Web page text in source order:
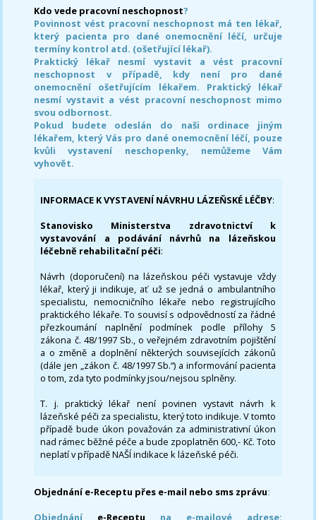
Kdo vede pracovní neschopnost?
Povinnost vést pracovní neschopnost má ten lékař,
který pacienta pro dané onemocnění léčí, určuje
termíny kontrol atd. (ošetřující lékař).
Praktický lékař nesmí vystavit a vést pracovní
neschopnost v případě, kdy není pro dané
onemocnění ošetřujícím lékařem. Praktický lékař
nesmí vystavit a vést pracovní neschopnost mimo
svou odbornost.
Pokud budete odeslán do naši ordinace jiným
lékařem, který Vás pro dané onemocnění léčí, pouze
kvůli vystavení neschopenky, nemůžeme Vám
vyhovět.
INFORMACE K VYSTAVENÍ NÁVRHU LÁZEŇSKÉ LÉČBY:
Stanovisko Ministerstva zdravotnictví k
vystavování a podávání návrhů na lázeňskou
léčebně rehabilitační péči:
Návrh (doporučení) na lázeňskou péči vystavuje vždy
lékař, který ji indikuje, ať už se jedná o ambulantního
specialistu, nemocničního lékaře nebo registrujícího
praktického lékaře. To souvisí s odpovědností za řádné
přezkoumání naplnění podmínek podle přílohy 5
zákona č. 48/1997 Sb., o veřejném zdravotním pojištění
a o změně a doplnění některých souvisejících zákonů
(dále jen „zákon č. 48/1997 Sb.“) a informování pacienta
o tom, zda tyto podmínky jsou/nejsou splněny.
T. j. praktický lékař není povinen vystavit návrh k
lázeňské péči za specialistu, který toto indikuje. V tomto
případě bude úkon považován za administrativní úkon
nad rámec běžné péče a bude zpoplatněn 600,- Kč. Toto
neplatí v případě NAŠÍ indikace k lázeňské péči.
Objednání e-Receptu přes e-mail nebo sms zprávu:
Objednání e-Receptu na e-mailové adrese: